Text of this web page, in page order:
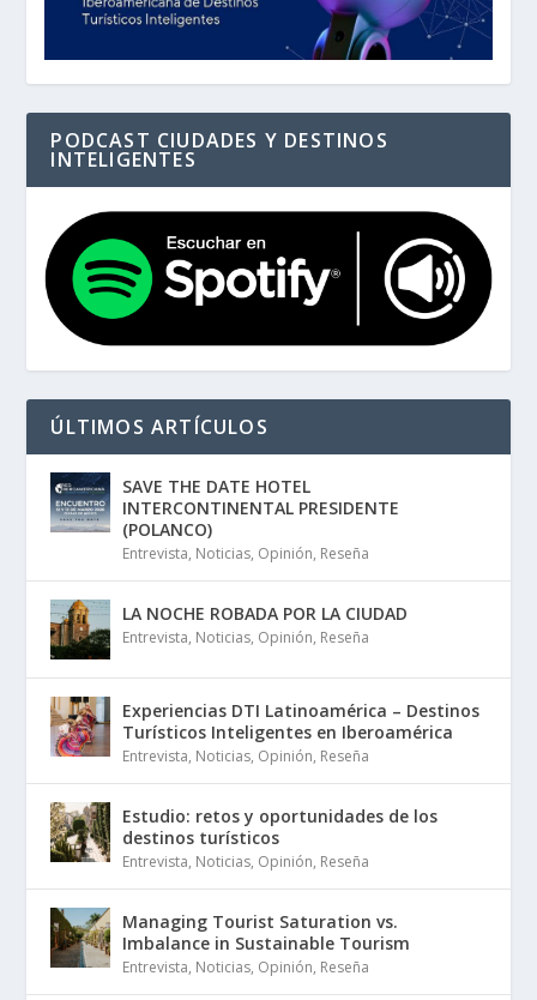
PODCAST CIUDADES Y DESTINOS
INTELIGENTES
ÚLTIMOS ARTÍCULOS
SAVE THE DATE HOTEL
INTERCONTINENTAL PRESIDENTE
(POLANCO)
Entrevista, Noticias, Opinión, Reseña
LA NOCHE ROBADA POR LA CIUDAD
Entrevista, Noticias, Opinión, Reseña
Experiencias DTI Latinoamérica – Destinos
Turísticos Inteligentes en Iberoamérica
Entrevista, Noticias, Opinión, Reseña
Estudio: retos y oportunidades de los
destinos turísticos
Entrevista, Noticias, Opinión, Reseña
Managing Tourist Saturation vs.
Imbalance in Sustainable Tourism
Entrevista, Noticias, Opinión, Reseña